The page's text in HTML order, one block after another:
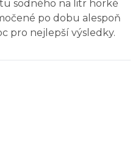
sodného na litr horké
po dobu alespoň
pro nejlepší výsledky.